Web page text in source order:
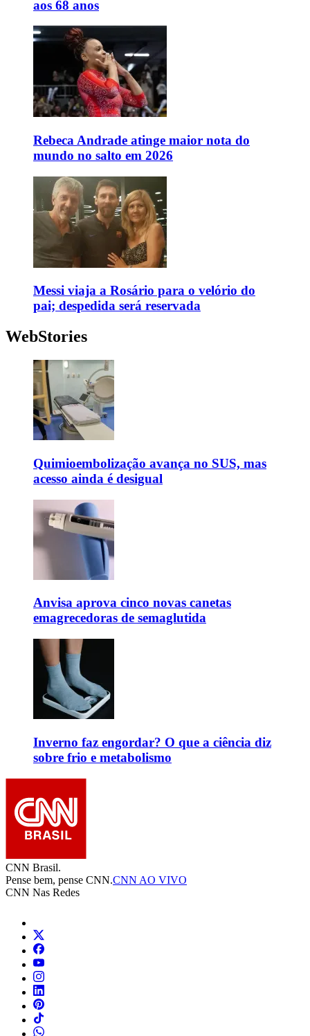
aos 68 anos
Rebeca Andrade atinge maior nota do
mundo no salto em 2026
Messi viaja a Rosário para o velório do
pai; despedida será reservada
WebStories
Quimioembolização avança no SUS, mas
acesso ainda é desigual
Anvisa aprova cinco novas canetas
emagrecedoras de semaglutida
Inverno faz engordar? O que a ciência diz
sobre frio e metabolismo
CNN Brasil.
Pense bem, pense CNN.CNN AO VIVO
CNN Nas Redes